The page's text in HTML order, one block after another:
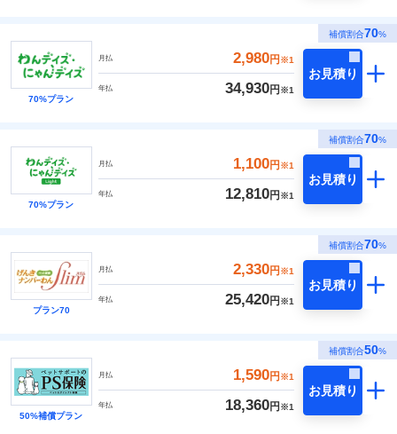
補償割合70%
70%プラン
月払 2,980円 ※1
年払 34,930円 ※1
お見積り
補償割合70%
70%プラン
月払 1,100円 ※1
年払 12,810円 ※1
お見積り
補償割合70%
プラン70
月払 2,330円 ※1
年払 25,420円 ※1
お見積り
補償割合50%
50%補償プラン
月払 1,590円 ※1
年払 18,360円 ※1
お見積り